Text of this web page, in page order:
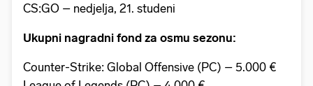
CS:GO – nedjelja, 21. studeni
Ukupni nagradni fond za osmu sezonu:
Counter-Strike: Global Offensive (PC) – 5.000 €